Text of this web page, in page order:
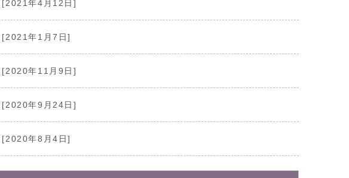
[2021年4月12日]
[2021年1月7日]
[2020年11月9日]
[2020年9月24日]
[2020年8月4日]